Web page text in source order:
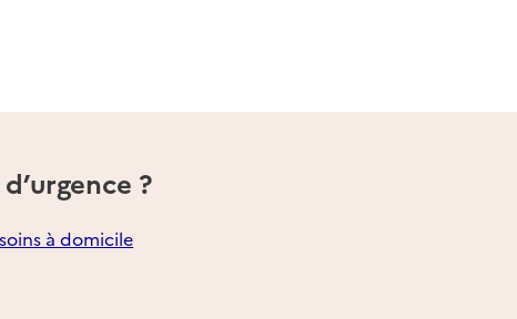
?
à domicile